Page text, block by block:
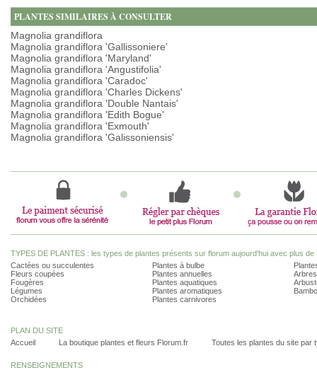
PLANTES SIMILAIRES À CONSULTER
Magnolia grandiflora
Magnolia grandiflora 'Gallissoniere'
Magnolia grandiflora 'Maryland'
Magnolia grandiflora 'Angustifolia'
Magnolia grandiflora 'Caradoc'
Magnolia grandiflora 'Charles Dickens'
Magnolia grandiflora 'Double Nantais'
Magnolia grandiflora 'Edith Bogue'
Magnolia grandiflora 'Exmouth'
Magnolia grandiflora 'Galissoniensis'
TYPES DE PLANTES : les types de plantes présents sur florum aujourd'hui avec plus de
Cactées ou succulentes
Fleurs coupées
Fougères
Légumes
Orchidées
Plantes à bulbe
Plantes annuelles
Plantes aquatiques
Plantes aromatiques
Plantes carnivores
PLAN DU SITE
Accueil
La boutique plantes et fleurs Florum.fr Toutes les plantes du site par
RENSEIGNEMENTS